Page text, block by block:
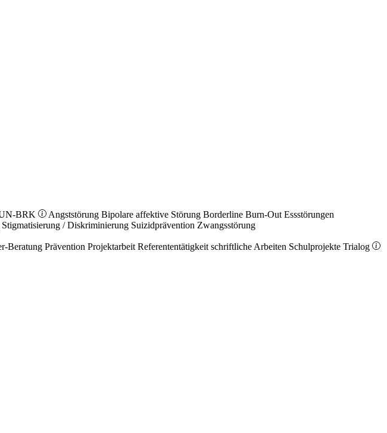
BRK Angststörung Bipolare affektive Störung Borderline Burn-Out Essstörungen
Stigmatisierung / Diskriminierung Suizidprävention Zwangsstörung
Beratung Prävention Projektarbeit Referententätigkeit schriftliche Arbeiten Schulprojekte Trialog